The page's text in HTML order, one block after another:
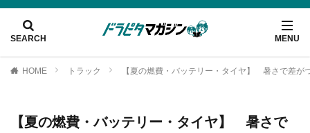
HOME トラック 【夏の燃費・バッテリー・タイヤ】 暑さで差が
【夏の燃費・バッテリー・タイヤ】 暑さで